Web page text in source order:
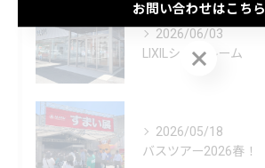
2026/06/03
LIXILショールーム
2026/05/18
バスツアー2026春！
お問い合わせはこちら
お問い合わせはこちら